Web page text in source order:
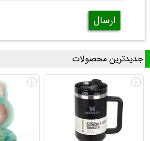
ارسال
جدیدترین محصولات
i
i